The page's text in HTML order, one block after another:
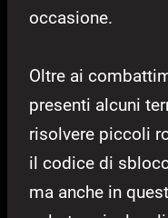
occasione.
Oltre ai
presenti alcuni
risolvere piccoli
il codice di
ma anche in